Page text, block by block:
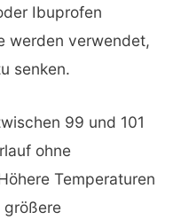
Ibuprofen
werden verwendet,
senken.
99 und 101
ohne
Temperaturen
größere